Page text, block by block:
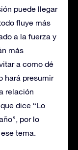
puede llegar
fluye más
a la fuerza y
más
a como dé
hará presumir
relación
dice “Lo
por lo
tema.